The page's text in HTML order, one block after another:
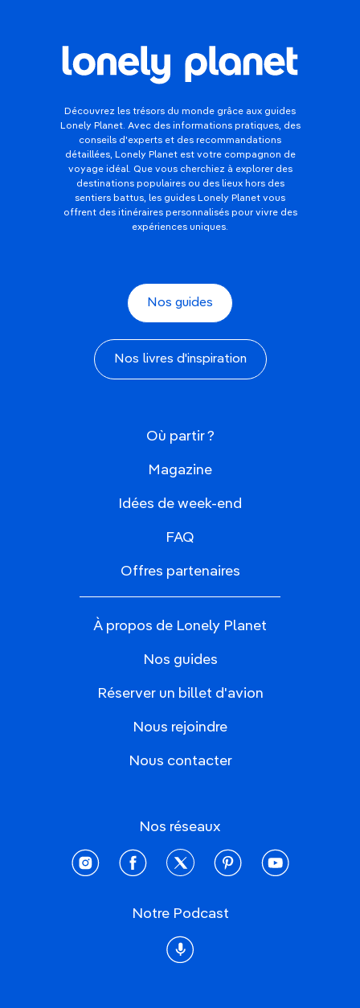
Découvrez les trésors du monde grâce aux guides
Lonely Planet. Avec des informations pratiques, des
conseils d'experts et des recommandations
détaillées, Lonely Planet est votre compagnon de
voyage idéal. Que vous cherchiez à explorer des
destinations populaires ou des lieux hors des
sentiers battus, les guides Lonely Planet vous
offrent des itinéraires personnalisés pour vivre des
expériences uniques.
Nos guides
Nos livres d'inspiration
Où partir ?
Magazine
Idées de week-end
FAQ
Offres partenaires
À propos de Lonely Planet
Nos guides
Réserver un billet d'avion
Nous rejoindre
Nous contacter
Nos réseaux
instagramfacebooktwitter pinterestyoutube
Notre Podcast
Podcast